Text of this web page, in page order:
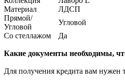
Материал
ЛДСП
Прямой/
Угловой
Угловой
Со стеллажом
Да
Какие документы необходимы,
Для получения кредита вам нужен